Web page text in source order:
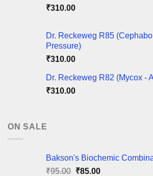
₹310.00
Dr. Reckeweg R85
Pressure)
₹310.00
Dr. Reckeweg R82 (Mycox -
₹310.00
ON SALE
Bakson's Biochemic
₹95.00 Original
₹85.00Current